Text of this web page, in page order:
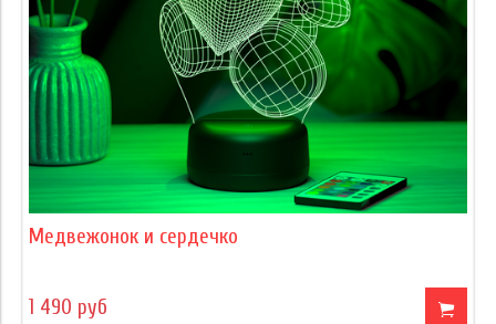
Медвежонок и сердечко
1 490 руб